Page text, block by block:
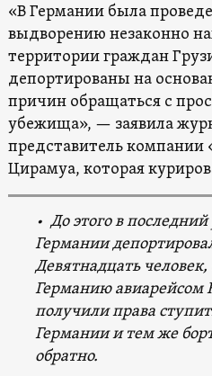
«В Германии была
выдворению незаконно
территории граждан
депортированы на
причин обращаться с
убежища», — заявила
представитель
Цирамуа, которая
• До этого в
Германии
Девятнадцать
Германию
получили права
Германии и тем же
обратно.